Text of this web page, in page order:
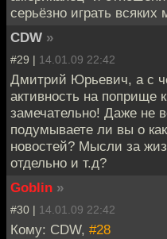
серьёзно играть всяких
CDW »
#29 | 14.01.09 22:42
Дмитрий Юрьевич, а с
активность на поприще
замечательно! Даже не
подумываете ли вы о
новостей? Мысли за
отдельно и т.д?
Goblin »
#30 | 14.01.09 22:42
Кому: CDW, #28